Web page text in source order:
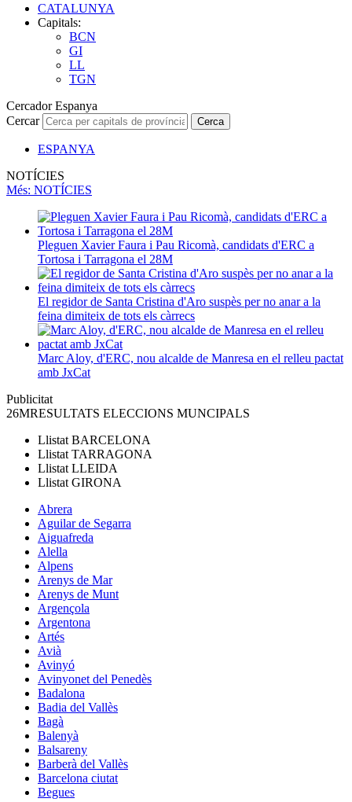
CATALUNYA
Capitals:
BCN
GI
LL
TGN
Cercador Espanya
Cercar
Cerca
ESPANYA
NOTÍCIES
Més: NOTÍCIES
Pleguen Xavier Faura i Pau Ricomà, candidats d'ERC a
Tortosa i Tarragona el 28M
El regidor de Santa Cristina d'Aro suspès per no anar a la
feina dimiteix de tots els càrrecs
Marc Aloy, d'ERC, nou alcalde de Manresa en el relleu pactat
amb JxCat
Publicitat
26MRESULTATS ELECCIONS MUNCIPALS
Llistat BARCELONA
Llistat TARRAGONA
Llistat LLEIDA
Llistat GIRONA
Abrera
Aguilar de Segarra
Aiguafreda
Alella
Alpens
Arenys de Mar
Arenys de Munt
Argençola
Argentona
Artés
Avià
Avinyó
Avinyonet del Penedès
Badalona
Badia del Vallès
Bagà
Balenyà
Balsareny
Barberà del Vallès
Barcelona ciutat
Begues